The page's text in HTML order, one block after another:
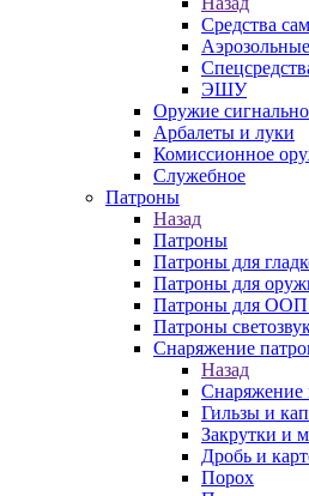
Средства
ЭШУ
Оружие
Арбалеты и луки
Комиссионное
Служебное
Патроны
Назад
Патроны
Патроны для
Патроны для
Патроны для ООП
Патроны
Снаряжение
Назад
Снаряжение
Гильзы и
Закрутки и
Дробь и
Порох